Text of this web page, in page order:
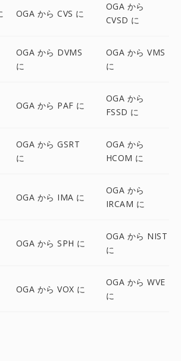
OGA から CVS に
OGA から
CVSD に
OGA から DVMS
に
OGA から VMS
に
OGA から PAF に
OGA から
FSSD に
OGA から GSRT
に
OGA から
HCOM に
OGA から IMA に
OGA から
IRCAM に
OGA から SPH に
OGA から NIST
に
OGA から VOX に
OGA から WVE
に